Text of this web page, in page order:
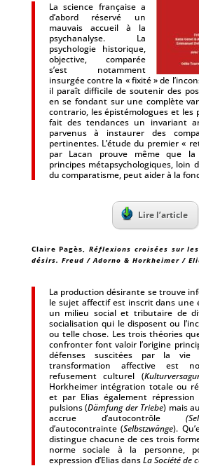
La science française a
d’abord réservé un
mauvais accueil à la
psychanalyse. La
psychologie historique,
objective, comparée
s’est notamment
insurgée contre la « fixité » de
il paraît difficile de soutenir des
en se fondant sur une complète
contrario, les épistémologues et les
fait des tendances un invariant
parvenus à instaurer des
pertinentes. L’étude du premier «
par Lacan prouve même que la
principes métapsychologiques, loin
du comparatisme, peut aider à la
Lire l’article
Claire Pagès, Réflexions croisées sur
désirs. Freud / Adorno & Horkheimer /
La production désirante se trouve
le sujet affectif est inscrit dans une
un milieu social et tributaire de
socialisation qui le disposent ou
ou telle chose. Les trois théories
confronter font valoir l’origine
défenses suscitées par la vie
transformation affective est
refusement culturel (
Horkheimer intégration totale ou
et par Elias également
pulsions (Dämfung der Triebe) mais
accrue d’autocontrôle
d’autocontrainte (Selbstzwänge).
distingue chacune de ces trois
norme sociale à la personne,
expression d’Elias dansLa Société de